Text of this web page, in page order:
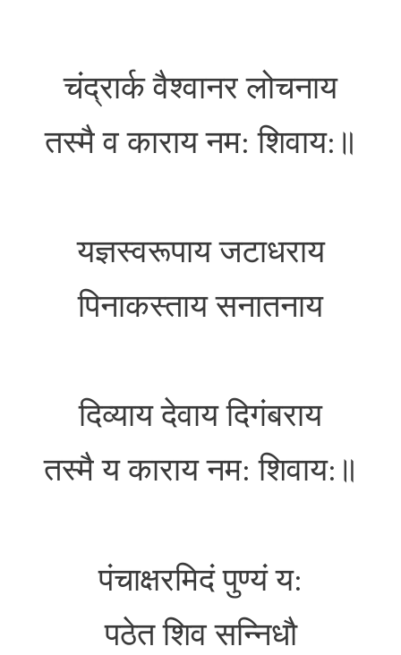
चंद्रार्क वैश्वानर लोचनाय
तस्मै व काराय नम: शिवाय:॥
यज्ञस्वरूपाय जटाधराय
पिनाकस्ताय सनातनाय
दिव्याय देवाय दिगंबराय
तस्मै य काराय नम: शिवाय:॥
पंचाक्षरमिदं पुण्यं य:
पठेत शिव सन्निधौ